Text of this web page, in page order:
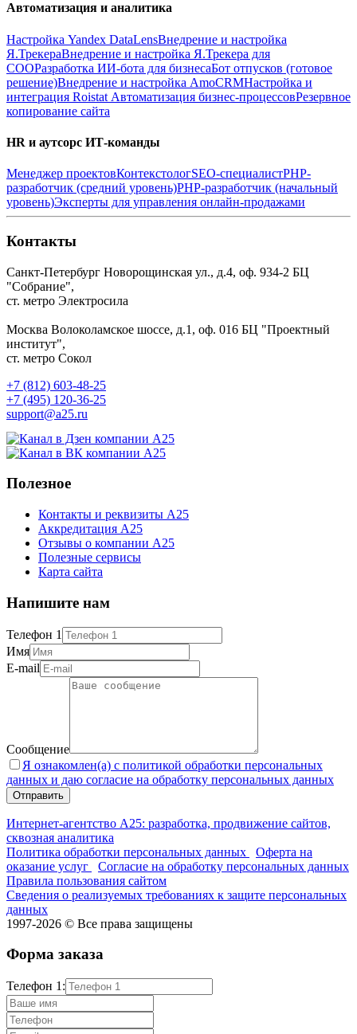
Автоматизация и аналитика
Настройка Yandex DataLensВнедрение и настройка
Я.ТрекераВнедрение и настройка Я.Трекера для
СООРазработка ИИ-бота для бизнесаБот отпусков (готовое
решение)Внедрение и настройка AmoCRMНастройка и
интеграция Roistat Автоматизация бизнес-процессовРезервное
копирование сайта
HR и аутсорс ИТ-команды
Менеджер проектовКонтекстологSEO-специалистPHP-
разработчик (средний уровень)PHP-разработчик (начальный
уровень)Эксперты для управления онлайн-продажами
Контакты
Санкт-Петербург Новорощинская ул., д.4, оф. 934-2 БЦ
"Собрание",
ст. метро Электросила
Москва Волоколамское шоссе, д.1, оф. 016 БЦ "Проектный
институт",
ст. метро Сокол
+7 (812) 603-48-25
+7 (495) 120-36-25
support@a25.ru
Полезное
Контакты и реквизиты А25
Аккредитация А25
Отзывы о компании А25
Полезные сервисы
Карта сайта
Напишите нам
Телефон 1
Имя
E-mail
Сообщение
Я ознакомлен(а) с политикой обработки персональных
данных и даю согласие на обработку персональных данных
Интернет-агентство А25: разработка, продвижение сайтов,
сквозная аналитика
Политика обработки персональных данных
Оферта на
оказание услуг
Согласие на обработку персональных данных
Правила пользования сайтом
Сведения о реализуемых требованиях к защите персональных
данных
1997-2026 © Все права защищены
Форма заказа
Телефон 1: